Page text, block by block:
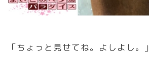
「ちょっと見せてね。よしよし。」